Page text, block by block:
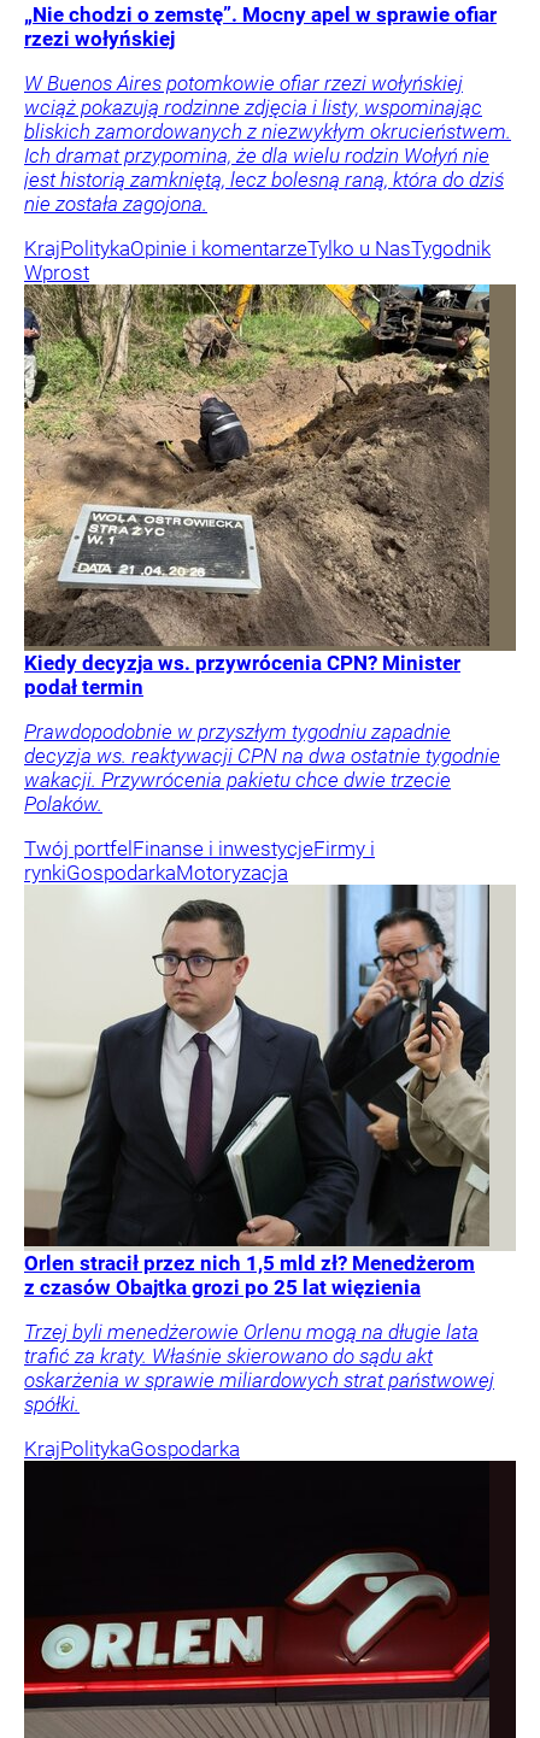
„Nie chodzi o zemstę”. Mocny apel w sprawie ofiar
rzezi wołyńskiej
W Buenos Aires potomkowie ofiar rzezi wołyńskiej
wciąż pokazują rodzinne zdjęcia i listy, wspominając
bliskich zamordowanych z niezwykłym okrucieństwem.
Ich dramat przypomina, że dla wielu rodzin Wołyń nie
jest historią zamkniętą, lecz bolesną raną, która do dziś
nie została zagojona.
KrajPolitykaOpinie i komentarzeTylko u NasTygodnik
Wprost
Kiedy decyzja ws. przywrócenia CPN? Minister
podał termin
Prawdopodobnie w przyszłym tygodniu zapadnie
decyzja ws. reaktywacji CPN na dwa ostatnie tygodnie
wakacji. Przywrócenia pakietu chce dwie trzecie
Polaków.
Twój portfelFinanse i inwestycjeFirmy i
rynkiGospodarkaMotoryzacja
Orlen stracił przez nich 1,5 mld zł? Menedżerom
z czasów Obajtka grozi po 25 lat więzienia
Trzej byli menedżerowie Orlenu mogą na długie lata
trafić za kraty. Właśnie skierowano do sądu akt
oskarżenia w sprawie miliardowych strat państwowej
spółki.
KrajPolitykaGospodarka